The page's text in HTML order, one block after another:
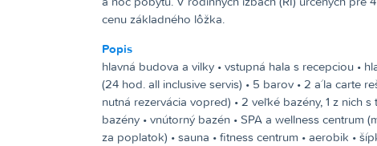
cenu základného lôžka.
Popis
hlavná budova a vilky • vstupná hala s recepciou •
(24 hod. all inclusive servis) • 5 barov • 2 a´la carte
nutná rezervácia vopred) • 2 veľké bazény, 1 z nich
bazény • vnútorný bazén • SPA a wellness centrum
za poplatok) • sauna • fitness centrum • aerobik •